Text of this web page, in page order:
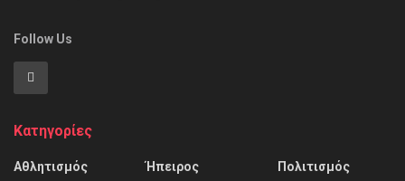
Follow Us
Κατηγορίες
Αθλητισμός
Ήπειρος
Πολιτισμός